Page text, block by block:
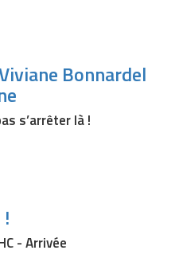
Bonnardel
s’arrêter là !
- Arrivée